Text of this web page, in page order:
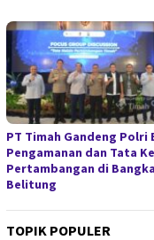
PT Timah Gandeng Polri
Pengamanan dan Tata
Pertambangan di Bangka
Belitung
TOPIK POPULER